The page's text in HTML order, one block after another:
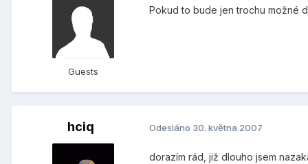
Guests
Pokud to bude jen trochu možné
hciq Odesláno 30. května 2007
dorazím rád, již dlouho jsem